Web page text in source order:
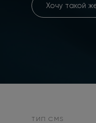
Хочу такой
ТИП CMS